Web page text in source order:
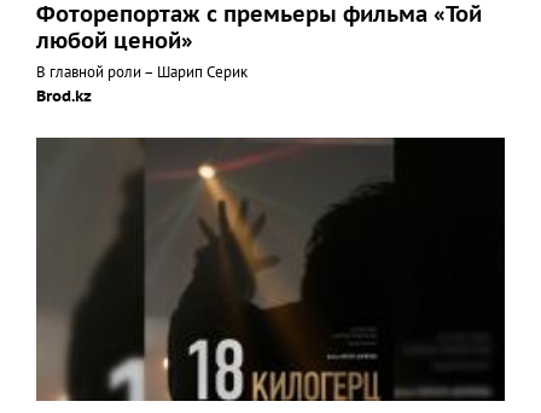
Фоторепортаж с премьеры фильма «Той
любой ценой»
В главной роли – Шарип Серик
Brod.kz